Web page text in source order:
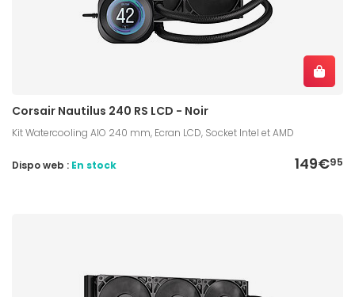
Corsair Nautilus 240 RS LCD - Noir
Kit Watercooling AIO 240 mm, Ecran LCD, Socket Intel et AMD
149€95
Dispo web : En stock